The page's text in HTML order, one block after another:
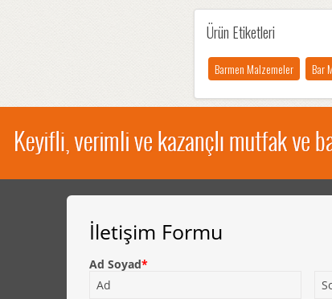
Ürün Etiketleri
Barmen Malzemeler Bar